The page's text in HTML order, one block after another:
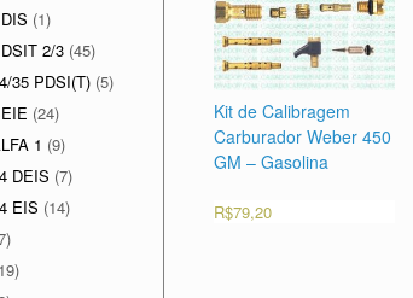
Kit de Calibragem
Carburador Weber 450
GM – Gasolina
R$79,20
(1)
2/3 (45)
35 PDSI(T) (5)
(24)
1 (9)
DEIS (7)
EIS (14)